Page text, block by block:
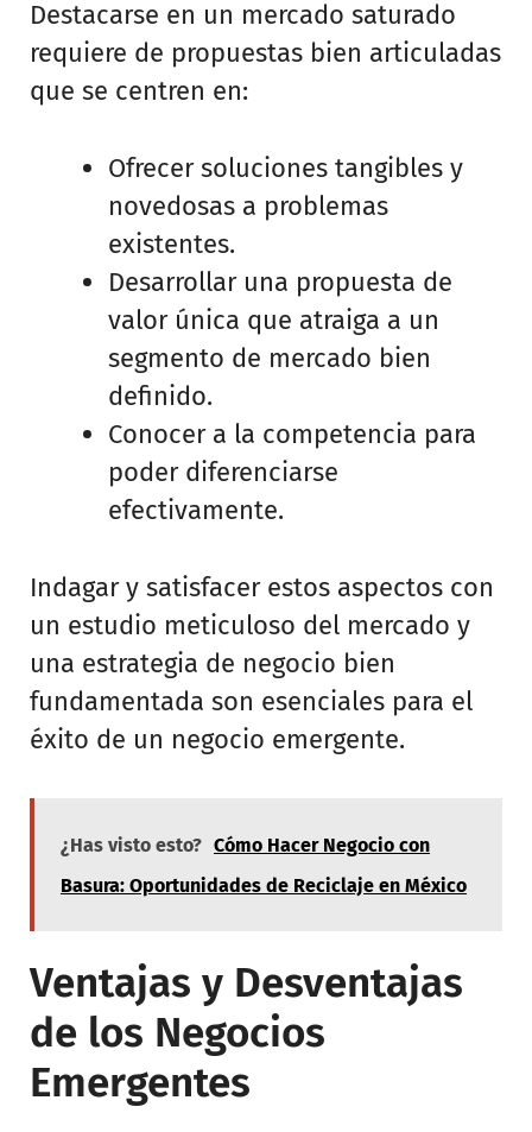
Destacarse en un mercado saturado
requiere de propuestas bien articuladas
que se centren en:
Ofrecer soluciones tangibles y
novedosas a problemas
existentes.
Desarrollar una propuesta de
valor única que atraiga a un
segmento de mercado bien
definido.
Conocer a la competencia para
poder diferenciarse
efectivamente.
Indagar y satisfacer estos aspectos con
un estudio meticuloso del mercado y
una estrategia de negocio bien
fundamentada son esenciales para el
éxito de un negocio emergente.
¿Has visto esto? Cómo Hacer Negocio con
Basura: Oportunidades de Reciclaje en México
Ventajas y Desventajas
de los Negocios
Emergentes